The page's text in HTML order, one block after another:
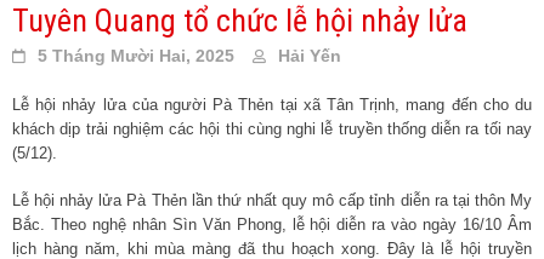
Tuyên Quang tổ chức lễ hội nhảy lửa
5 Tháng Mười Hai, 2025 Hải Yến
Lễ hội nhảy lửa của người Pà Thẻn tại xã Tân Trịnh, mang đến cho du
khách dịp trải nghiệm các hội thi cùng nghi lễ truyền thống diễn ra tối nay
(5/12).
Lễ hội nhảy lửa Pà Thẻn lần thứ nhất quy mô cấp tỉnh diễn ra tại thôn My
Bắc. Theo nghệ nhân Sìn Văn Phong, lễ hội diễn ra vào ngày 16/10 Âm
lịch hàng năm, khi mùa màng đã thu hoạch xong. Đây là lễ hội truyền